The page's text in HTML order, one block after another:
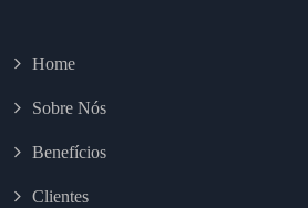
Home
Sobre Nós
Benefícios
Clientes